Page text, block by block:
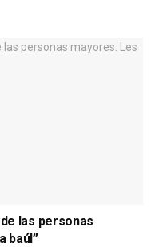
las personas
baúl”